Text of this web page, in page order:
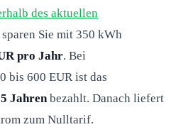
des aktuellen
Sie mit 350 kWh
pro Jahr. Bei
bis 600 EUR ist das
Jahren bezahlt. Danach liefert
zum Nulltarif.